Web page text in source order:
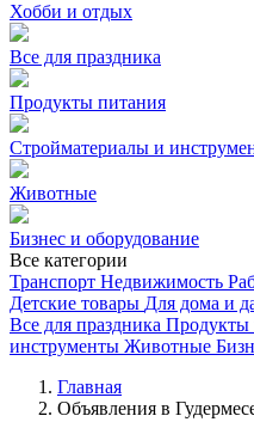
Хобби и отдых
Все для праздника
Продукты питания
Стройматериалы и
Животные
Бизнес и оборудование
Все категории
Транспорт Недвижимость
Детские товары Для дома и
Все для праздника Продукты
инструменты Животные
Главная
Объявления в